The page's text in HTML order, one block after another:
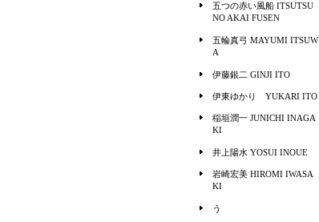
五つの赤い風船 ITSUTSU
NO AKAI FUSEN
五輪真弓 MAYUMI ITSUW
A
伊藤銀二 GINJI ITO
伊東ゆかり YUKARI ITO
稲垣潤一 JUNICHI INAGA
KI
井上陽水 YOSUI INOUE
岩崎宏美 HIROMI IWASA
KI
う